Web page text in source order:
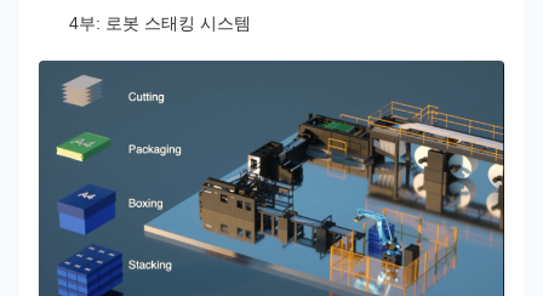
4부: 로봇 스태킹 시스템